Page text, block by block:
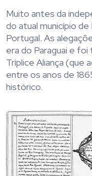
Muito antes da
do atual município
Portugal. As
era do Paraguai e foi
Tríplice Aliança (que
entre os anos de
histórico.